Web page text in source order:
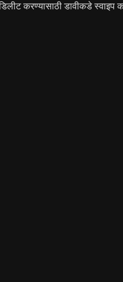
करण्यासाठी डावीकडे स्वाइप